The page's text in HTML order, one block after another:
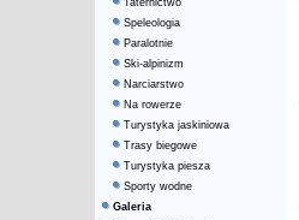
Taternictwo
Speleologia
Paralotnie
Ski-alpinizm
Narciarstwo
Na rowerze
Turystyka jaskiniowa
Trasy biegowe
Turystyka piesza
Sporty wodne
Galeria